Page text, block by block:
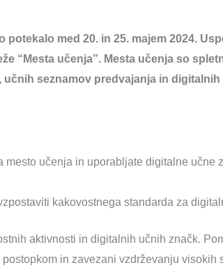
med 20. in 25. majem 2024.
“Mesta učenja”. Mesta učenja so
seznamov predvajanja in digitalnih
učenja in uporabljate digitalne učne
kakovostnega standarda za
aktivnosti in digitalnih učnih značk.
in zavezani vzdrževanju visokih